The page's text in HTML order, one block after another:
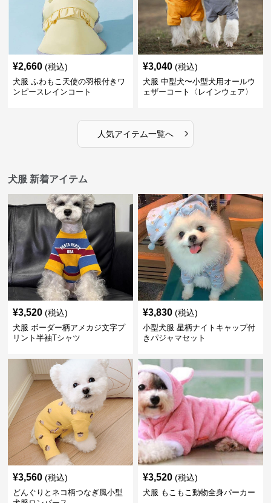
¥2,660 (税込)
犬服 ふわもこ天使の羽根付きワ
ンピースレインコート
¥3,040 (税込)
犬服 中型犬〜小型犬用オールウ
ェザーコート〈レインウェア〉
人気アイテム一覧へ ›
犬服 新着アイテム
¥3,520 (税込)
犬服 ボーダー柄アメカジ文字プ
リント半袖Tシャツ
¥3,830 (税込)
小型犬服 星柄ナイトキャップ付
きパジャマセット
¥3,560 (税込)
どんぐりとネコ柄つなぎ風小型
¥3,520 (税込)
犬服 もこもこ動物全身パーカー